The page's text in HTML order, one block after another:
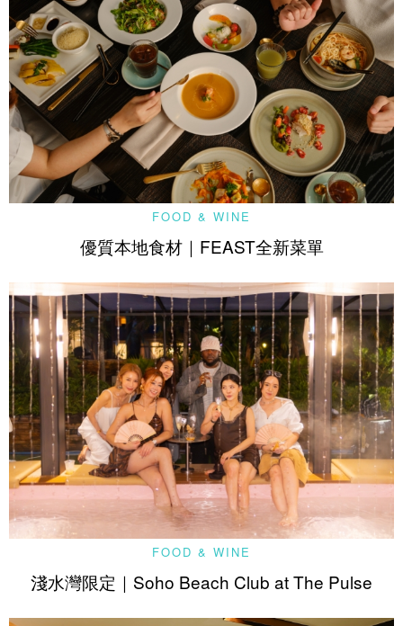
FOOD & WINE
優質本地食材｜FEAST全新菜單
FOOD & WINE
淺水灣限定｜Soho Beach Club at The Pulse